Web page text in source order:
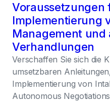
Voraussetzungen
Implementierung
Management und
Verhandlungen
Verschaffen Sie sich die
umsetzbaren
Implementierung von
Autonomous